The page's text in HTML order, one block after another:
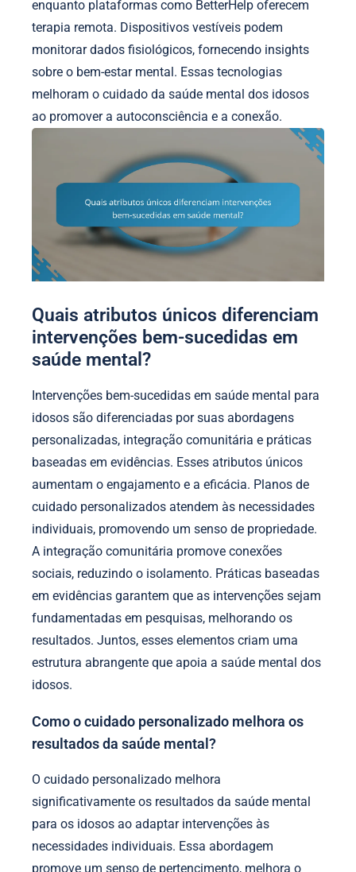
enquanto plataformas como BetterHelp oferecem
terapia remota. Dispositivos vestíveis podem
monitorar dados fisiológicos, fornecendo insights
sobre o bem-estar mental. Essas tecnologias
melhoram o cuidado da saúde mental dos idosos
ao promover a autoconsciência e a conexão.
Quais atributos únicos diferenciam
intervenções bem-sucedidas em
saúde mental?
Intervenções bem-sucedidas em saúde mental para
idosos são diferenciadas por suas abordagens
personalizadas, integração comunitária e práticas
baseadas em evidências. Esses atributos únicos
aumentam o engajamento e a eficácia. Planos de
cuidado personalizados atendem às necessidades
individuais, promovendo um senso de propriedade.
A integração comunitária promove conexões
sociais, reduzindo o isolamento. Práticas baseadas
em evidências garantem que as intervenções sejam
fundamentadas em pesquisas, melhorando os
resultados. Juntos, esses elementos criam uma
estrutura abrangente que apoia a saúde mental dos
idosos.
Como o cuidado personalizado melhora os
resultados da saúde mental?
O cuidado personalizado melhora
significativamente os resultados da saúde mental
para os idosos ao adaptar intervenções às
necessidades individuais. Essa abordagem
promove um senso de pertencimento, melhora o